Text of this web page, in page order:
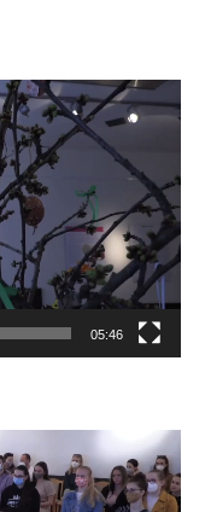
05:46